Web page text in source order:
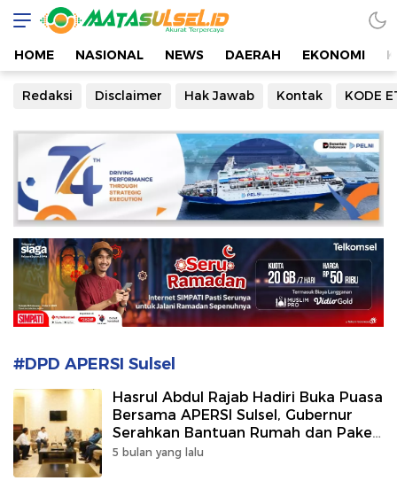
Mata Sulsel
Akurat Terpercaya
HOME NASIONAL NEWS DAERAH EKONOMI
Redaksi Disclaimer Hak Jawab Kontak KODE
#DPD APERSI Sulsel
Hasrul Abdul Rajab Hadiri Buka Puasa
Bersama APERSI Sulsel, Gubernur
Serahkan Bantuan Rumah dan Paket
Umrah
5 bulan yang lalu